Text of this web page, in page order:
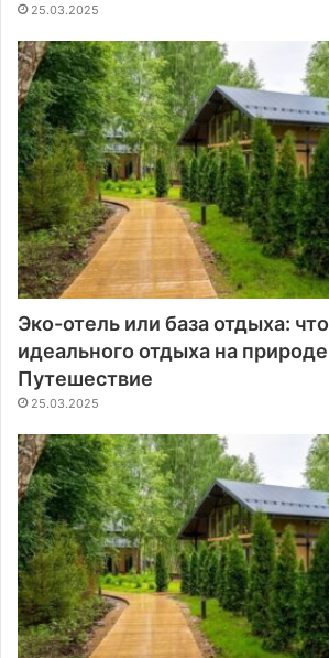
25.03.2025
Эко-отель или база отдыха:
идеального отдыха на природе
Путешествие
25.03.2025